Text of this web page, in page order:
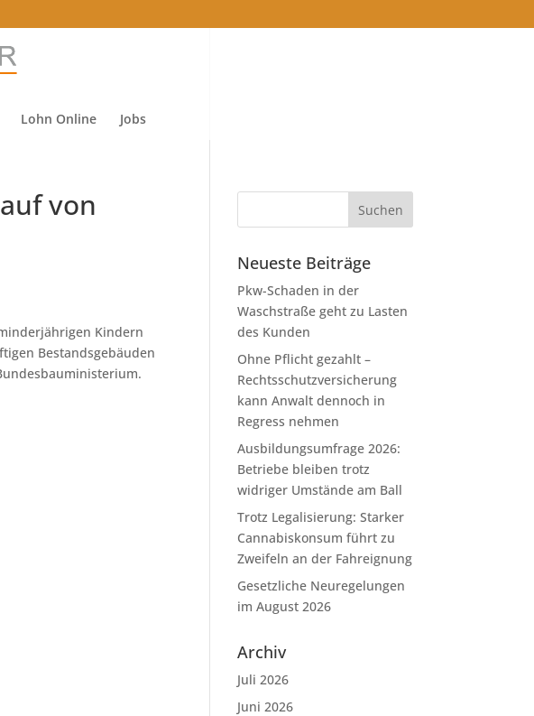
Lohn Online Jobs
von
Kindern
Bestandsgebäuden
Neueste Beiträge
Pkw-Schaden in der
Waschstraße geht zu Lasten
des Kunden
Ohne Pflicht gezahlt –
Rechtsschutzversicherung
kann Anwalt dennoch in
Regress nehmen
Ausbildungsumfrage 2026:
Betriebe bleiben trotz
widriger Umstände am Ball
Trotz Legalisierung: Starker
Cannabiskonsum führt zu
Zweifeln an der Fahreignung
Gesetzliche Neuregelungen
im August 2026
Archiv
Juli 2026
Juni 2026